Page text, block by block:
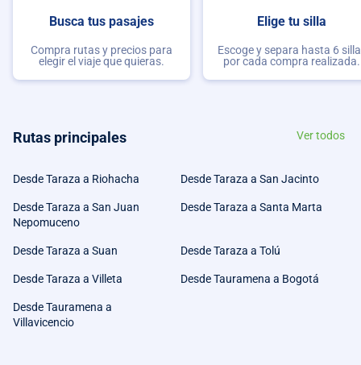
Busca tus pasajes
Compra rutas y precios para
elegir el viaje que quieras.
Elige tu silla
Escoge y separa hasta 6
por cada compra realizada.
Rutas principales Ver todos
Desde Taraza a Riohacha Desde Taraza a San Jacinto
Desde Taraza a San Juan
Nepomuceno
Desde Taraza a Santa Marta
Desde Taraza a Suan Desde Taraza a Tolú
Desde Taraza a Villeta Desde Tauramena a Bogotá
Desde Tauramena a
Villavicencio